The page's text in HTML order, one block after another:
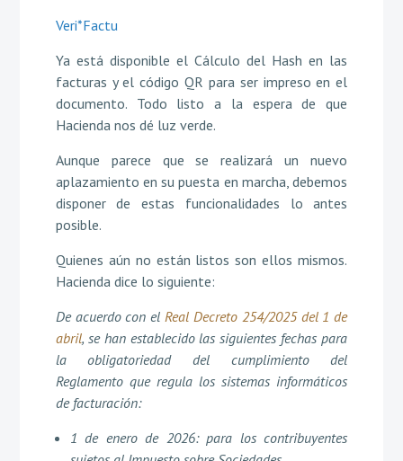
Veri*Factu
Ya está disponible el Cálculo del Hash en las
facturas y el código QR para ser impreso en el
documento. Todo listo a la espera de que
Hacienda nos dé luz verde.
Aunque parece que se realizará un nuevo
aplazamiento en su puesta en marcha, debemos
disponer de estas funcionalidades lo antes
posible.
Quienes aún no están listos son ellos mismos.
Hacienda dice lo siguiente:
De acuerdo con el Real Decreto 254/2025 del 1 de
abril, se han establecido las siguientes fechas para
la obligatoriedad del cumplimiento del
Reglamento que regula los sistemas informáticos
de facturación:
1 de enero de 2026: para los contribuyentes